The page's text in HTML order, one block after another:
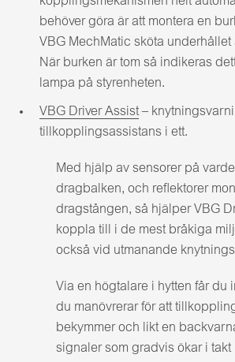
behöver göra är att montera en
VBG MechMatic sköta
När burken är tom så indikeras
lampa på styrenheten.
VBG Driver Assist–
tillkopplingsassistans i ett.
Med hjälp av sensorer på
dragbalken, och reflektorer
dragstången, så hjälper VBG
koppla till i de mest bråkiga
också vid utmanande
Via en högtalare i hytten får du
du manövrerar för att
bekymmer och likt en
signaler som gradvis ökar i takt